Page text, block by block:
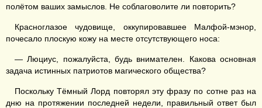
полётом ваших замыслов. Не соблаговолите ли повторить?
Красноглазое чудовище, оккупировавшее Малфой-мэнор,
почесало плоскую кожу на месте отсутствующего носа:
— Люциус, пожалуйста, будь внимателен. Какова основная
задача истинных патриотов магического общества?
Поскольку Тёмный Лорд повторял эту фразу по сотне раз на
дню на протяжении последней недели, правильный ответ был